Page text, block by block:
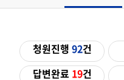
청원진행 92건
답변완료 19건